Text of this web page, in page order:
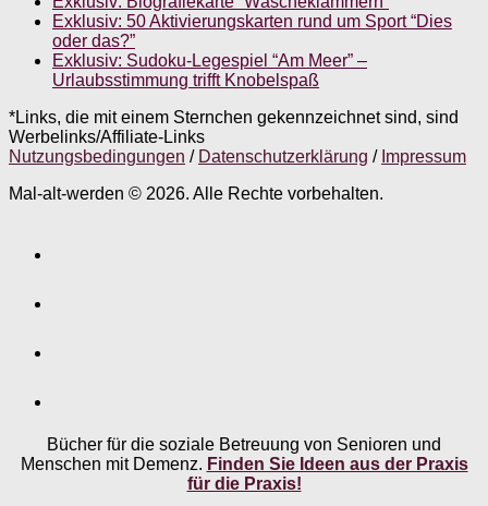
Exklusiv: 50 Aktivierungskarten rund um Sport “Dies
oder das?”
Exklusiv: Sudoku-Legespiel “Am Meer” –
Urlaubsstimmung trifft Knobelspaß
*Links, die mit einem Sternchen gekennzeichnet sind, sind
Werbelinks/Affiliate-Links
Nutzungsbedingungen / Datenschutzerklärung / Impressum
Mal-alt-werden © 2026. Alle Rechte vorbehalten.
Bücher für die soziale Betreuung von Senioren und
Menschen mit Demenz. Finden Sie Ideen aus der Praxis
für die Praxis!